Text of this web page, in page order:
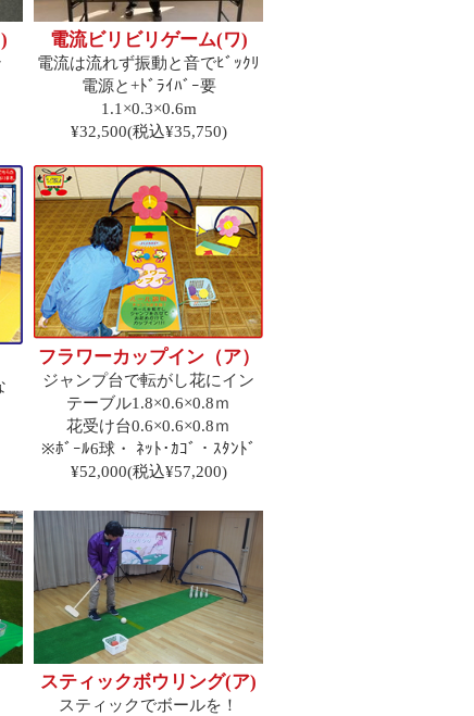
電流ビリビリゲーム(ワ)
電流は流れず振動と音でﾋﾞｯｸﾘ
電源と+ﾄﾞﾗｲﾊﾞｰ要
1.1×0.3×0.6m
¥32,500(税込¥35,750)
フラワーカップイン（ア）
ジャンプ台で転がし花にイン
テーブル1.8×0.6×0.8ｍ
花受け台0.6×0.6×0.8ｍ
※ﾎﾞｰﾙ6球・ ﾈｯﾄ･ｶｺﾞ・ｽﾀﾝﾄﾞ
¥52,000(税込¥57,200)
スティックボウリング(ア)
スティックでボールを！